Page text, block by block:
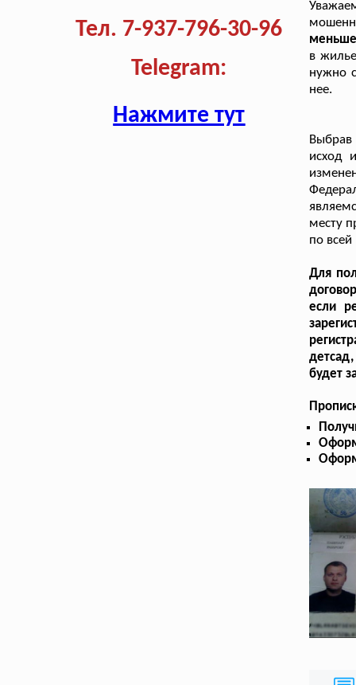
Тел. 7-937-796-30-96
Telegram:
Нажмите тут
меньше
в
нужно
нее.
Выбрав
исход
месту
по
Для
если
будет